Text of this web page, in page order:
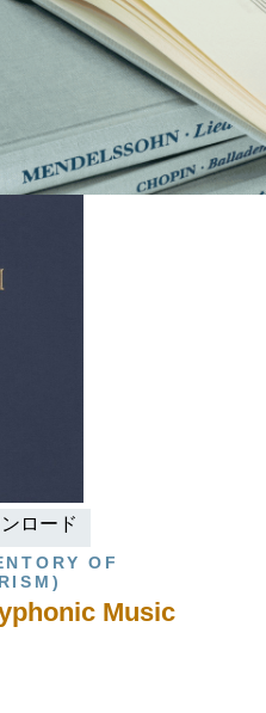
ロード
OF
Music